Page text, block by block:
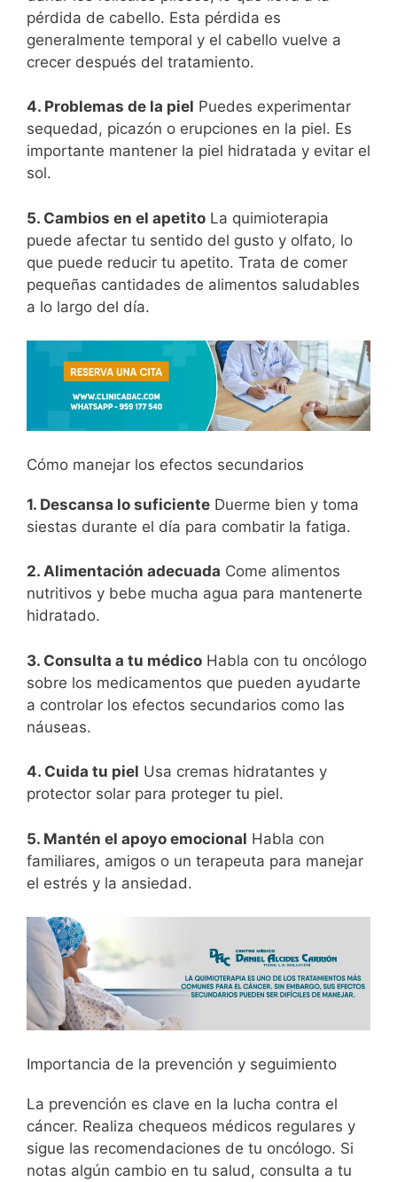
pérdida de cabello. Esta pérdida es
generalmente temporal y el cabello vuelve a
crecer después del tratamiento.
4. Problemas de la piel Puedes experimentar
sequedad, picazón o erupciones en la piel. Es
importante mantener la piel hidratada y evitar el
sol.
5. Cambios en el apetito La quimioterapia
puede afectar tu sentido del gusto y olfato, lo
que puede reducir tu apetito. Trata de comer
pequeñas cantidades de alimentos saludables
a lo largo del día.
Cómo manejar los efectos secundarios
1. Descansa lo suficiente Duerme bien y toma
siestas durante el día para combatir la fatiga.
2. Alimentación adecuada Come alimentos
nutritivos y bebe mucha agua para mantenerte
hidratado.
3. Consulta a tu médico Habla con tu oncólogo
sobre los medicamentos que pueden ayudarte
a controlar los efectos secundarios como las
náuseas.
4. Cuida tu piel Usa cremas hidratantes y
protector solar para proteger tu piel.
5. Mantén el apoyo emocional Habla con
familiares, amigos o un terapeuta para manejar
el estrés y la ansiedad.
Importancia de la prevención y seguimiento
La prevención es clave en la lucha contra el
cáncer. Realiza chequeos médicos regulares y
sigue las recomendaciones de tu oncólogo. Si
notas algún cambio en tu salud, consulta a tu